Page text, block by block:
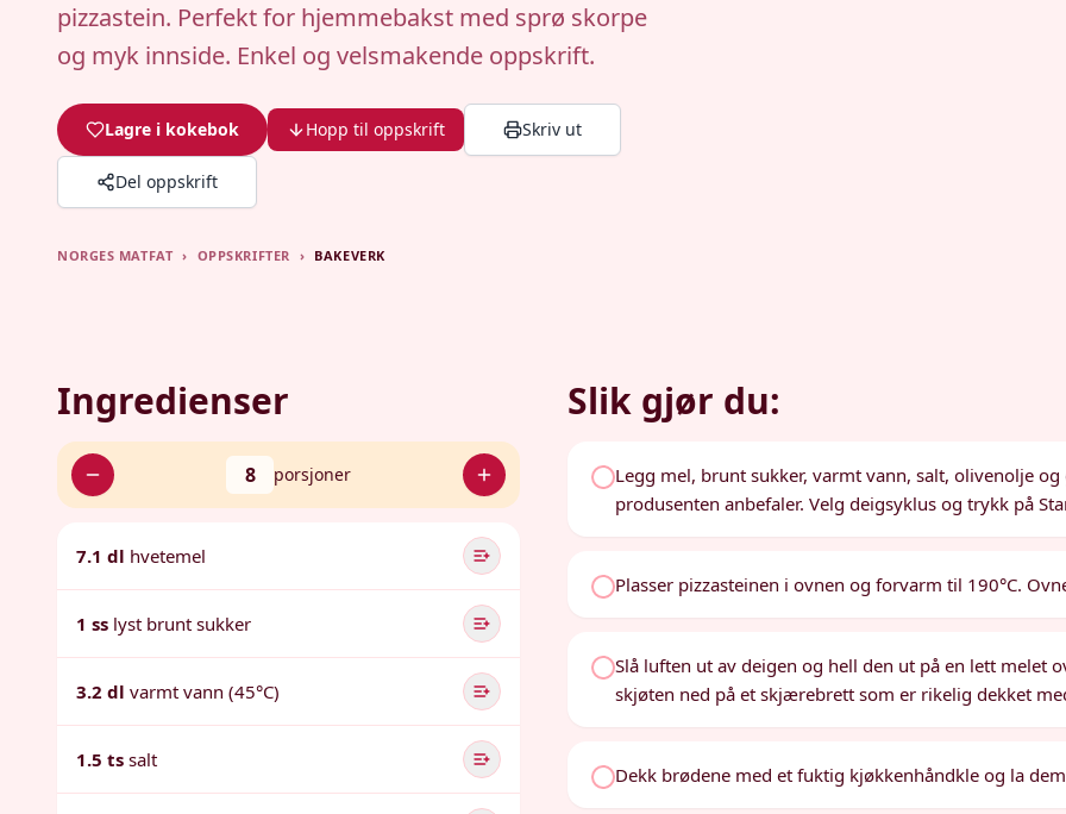
pizzastein. Perfekt for hjemmebakst med sprø skorpe
og myk innside. Enkel og velsmakende oppskrift.
Lagre i kokebok Hopp til oppskrift Skriv ut
Del oppskrift
NORGES MATFAT › OPPSKRIFTER › BAKEVERK
Ingredienser
8 porsjoner
7.1 dl hvetemel
1 ss lyst brunt sukker
3.2 dl varmt vann (45°C)
1.5 ts salt
Slik gjør du:
Legg mel, brunt sukker, varmt vann, salt, olivenolje
produsenten anbefaler. Velg deigsyklus og trykk på
Plasser pizzasteinen i ovnen og forvarm til 190°C.
Slå luften ut av deigen og hell den ut på en lett melet
skjøten ned på et skjærebrett som er rikelig dekket
Dekk brødene med et fuktig kjøkkenhåndkle og la